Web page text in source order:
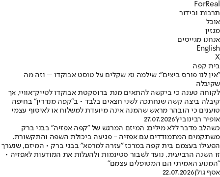
ForReal
תרבות ובידור
אוכל
מגזין
אנחנו מגייסים
English
X
בית קפה
"אין לנו פורס ביצים": שילמה 70 שקלים על טוסט אבוקדו – וזה מה
שקיבלה
לקוחה טענה כי ביקשה להתאים מנת ברוסקטת אבוקדו לטייק־אוויי, אך
קיבלה ביצה קשה שנחתכה לשני חצאים בלבד • ב"קפה מנדרין" בחיפה
טוענים כי הובהר מראש שהמנה אינה מיועדת למשלוח או לאיסוף עצמי
אופיר רבינוביץ'27.07.2026
כשהלב מדבר ללא מילים: המיזם המרגש של "קפה אפזיה" בבני ברק
משתקמים המתמודדים עם אפזיה - פגיעה ביכולת השפה והתקשורת,
הפעילו בעצמם בית קפה במרכז "עזרה למרפא" בבני ברק • המיזם, שנערך
זו השנה הרביעית, נועד לשבור סטיגמות ולהעלות את המודעות לאפזיה •
"המנוע האמיתי הם המטופלים עצמם"
אסף גולן22.07.2026